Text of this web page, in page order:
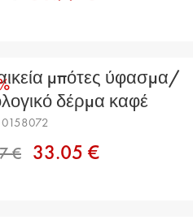
μπότες ύφασμα/
δέρμα καφέ
33.05 €